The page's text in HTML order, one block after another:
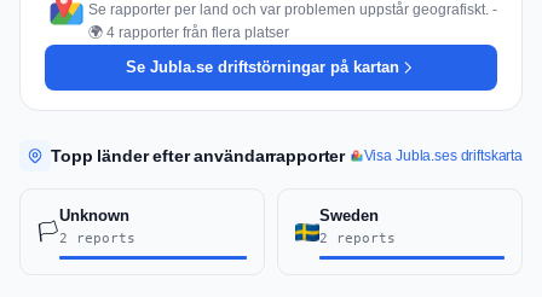
Se rapporter per land och var problemen uppstår geografiskt. -
🌍 4 rapporter från flera platser
Se Jubla.se driftstörningar på kartan
Topp länder efter användarrapporter Visa Jubla.ses driftskarta
🏳️
Unknown
2 reports
Sweden
2 reports